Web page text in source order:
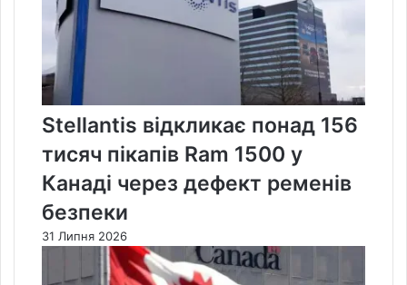
Stellantis відкликає понад 156
тисяч пікапів Ram 1500 у
Канаді через дефект ременів
безпеки
31 Липня 2026